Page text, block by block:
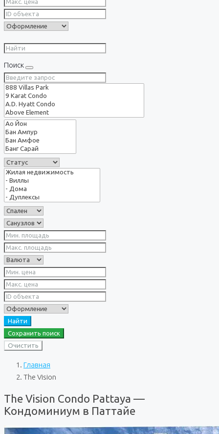
Поиск
Найти
Сохранить поиск
Очистить
Главная
The Vision
The Vision Condo Pattaya —
Кондоминиум в Паттайе